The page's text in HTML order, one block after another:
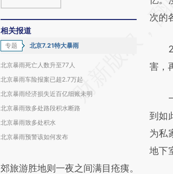
相关报道
专题 北京7.21特大暴雨
北京暴雨死亡人数升至77人
北京暴雨车险报案已超2.7万起
北京暴雨经济损失近百亿细账未明
北京暴雨致多处路段积水断路
北京暴雨致多处积水
北京暴雨预警该如何发布
新
对和
次的
害，
一
到如
为私
地下
郊旅游胜地则一夜之间满目疮痍。